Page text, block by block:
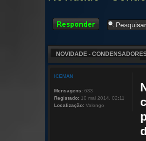
Responder
NOVIDADE -
ICEMAN
Mensagens: 633
Registado: 10 mai 2014, 02:11
Localização: Valongo